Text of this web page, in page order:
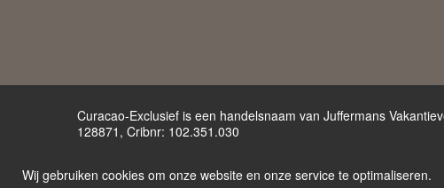
Curacao-Exclusief is een handelsnaam van Juffermans
128871, Cribnr: 102.351.030
Algemene voorwaarden Privacy policy Disclaimer
Wij gebruiken cookies om onze website en onze service te optimaliseren.